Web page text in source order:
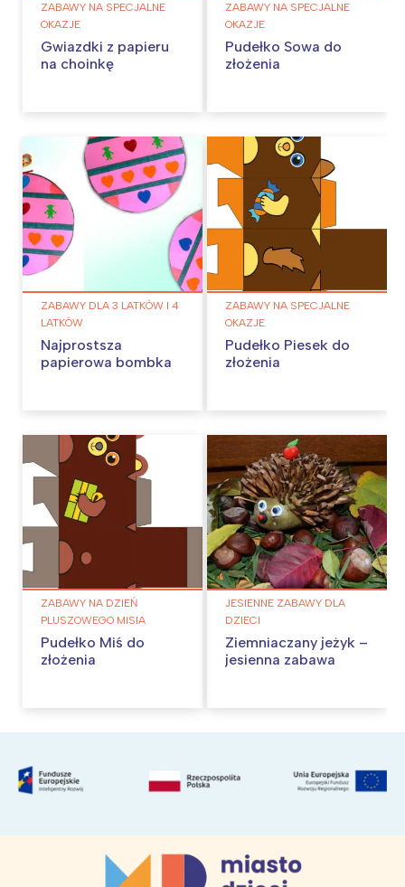
ZABAWY NA SPECJALNE
OKAZJE
Gwiazdki z papieru
na choinkę
ZABAWY NA SPECJALNE
OKAZJE
Pudełko Sowa do
złożenia
ZABAWY DLA 3 LATKÓW I 4
LATKÓW
Najprostsza
papierowa bombka
ZABAWY NA SPECJALNE
OKAZJE
Pudełko Piesek do
złożenia
ZABAWY NA DZIEŃ
PLUSZOWEGO MISIA
Pudełko Miś do
złożenia
JESIENNE ZABAWY DLA
DZIECI
Ziemniaczany jeżyk –
jesienna zabawa